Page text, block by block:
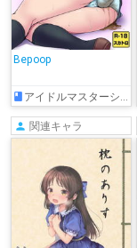
Bepoop
アイドルマスターシンデレラガールズ
関連キャラ